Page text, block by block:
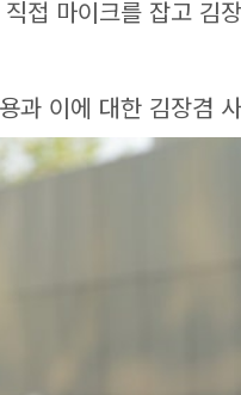
접 마이크를 잡고 김
과 이에 대한 김장겸